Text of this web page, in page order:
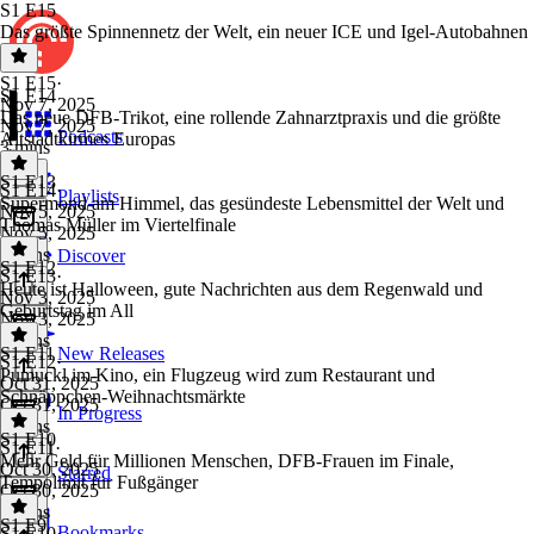
Podcasts
Playlists
Discover
New Releases
In Progress
Starred
S1 E15
Das größte Spinnennetz der Welt, ein neuer ICE und Igel-Autobahnen
S1 E15·
Nov 7, 2025
Nov 7, 2025
3 mins
S1 E14
Das neue DFB-Trikot, eine rollende Zahnarztpraxis und die größte
Altstadtkirmes Europas
S1 E14·
Nov 5, 2025
Nov 5, 2025
3 mins
S1 E13
Supermond am Himmel, das gesündeste Lebensmittel der Welt und
Thomas Müller im Viertelfinale
S1 E13·
Nov 3, 2025
Nov 3, 2025
2 mins
S1 E12
Heute ist Halloween, gute Nachrichten aus dem Regenwald und
Geburtstag im All
S1 E12·
Oct 31, 2025
Oct 31, 2025
3 mins
S1 E11
Pumuckl im Kino, ein Flugzeug wird zum Restaurant und
Schnäppchen-Weihnachtsmärkte
S1 E11·
Oct 30, 2025
Oct 30, 2025
2 mins
S1 E10
Mehr Geld für Millionen Menschen, DFB-Frauen im Finale,
Tempolimit für Fußgänger
S1 E9